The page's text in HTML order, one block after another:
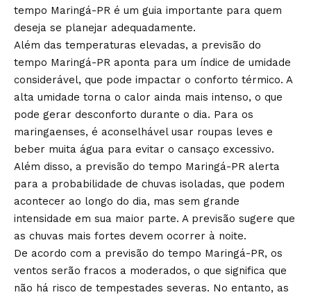
tempo Maringá-PR é um guia importante para quem
deseja se planejar adequadamente.
Além das temperaturas elevadas, a previsão do
tempo Maringá-PR aponta para um índice de umidade
considerável, que pode impactar o conforto térmico. A
alta umidade torna o calor ainda mais intenso, o que
pode gerar desconforto durante o dia. Para os
maringaenses, é aconselhável usar roupas leves e
beber muita água para evitar o cansaço excessivo.
Além disso, a previsão do tempo Maringá-PR alerta
para a probabilidade de chuvas isoladas, que podem
acontecer ao longo do dia, mas sem grande
intensidade em sua maior parte. A previsão sugere que
as chuvas mais fortes devem ocorrer à noite.
De acordo com a previsão do tempo Maringá-PR, os
ventos serão fracos a moderados, o que significa que
não há risco de tempestades severas. No entanto, as